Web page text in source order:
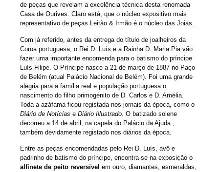
de peças que revelam a excelência técnica desta renomada
Casa de Ourives. Claro está, que o núcleo expositivo mais
representativo de peças Leitão & Irmão é o núcleo das Joias.
Com já referido, antes da entrega do título de joalheiros da
Coroa portuguesa, o Rei D. Luís e a Rainha D. Maria Pia vão
fazer uma importante encomenda para o batismo do príncipe
Luís Filipe. O Príncipe nasce a 21 de março de 1887 no Paço
de Belém (atual Palácio Nacional de Belém). Foi uma grande
alegria para a família real e população portuguesa o
nascimento do filho primogénito de D. Carlos e D. Amélia.
Toda a azáfama ficou registada nos jornais da época, como o
Diário de NotíciaseDiário Illustrado . O batizado solene
decorreu a 14 de abril, na capela do Palácio da Ajuda.,
também devidamente registado nos diários da época.
Entre as peças encomendadas pelo Rei D. Luís, avô e
padrinho de batismo do príncipe, encontra-se na exposição o
alfinete de peito reversível em ouro, diamantes, esmeraldas,